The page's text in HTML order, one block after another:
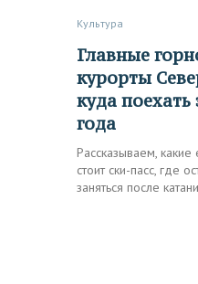
Культура
Главные горнолыжные
курорты
куда
года
Рассказываем, какие
стоит ски-пасс, где
заняться после